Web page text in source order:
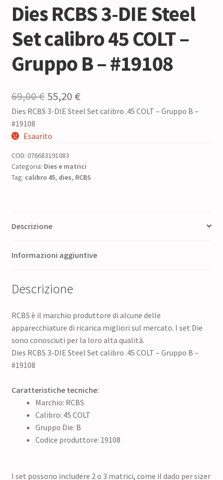
Dies RCBS 3-DIE Steel
Set calibro 45 COLT –
Gruppo B – #19108
69,00€ Il
prezzo
originale
69,00 €.
55,20 €Il
prezzo
55,20 €.
Dies RCBS 3-DIE Steel Set calibro .45 COLT – Gruppo B –
#19108
Esaurito
COD: 076683191083
Categoria: Dies e matrici
Tag: calibro 45, dies, RCBS
Descrizione
Informazioni aggiuntive
Descrizione
RCBS è il marchio produttore di alcune delle
apparecchiature di ricarica migliori sul mercato. I set Die
sono conosciuti per la loro alta qualità.
Dies RCBS 3-DIE Steel Set calibro .45 COLT – Gruppo B –
#19108
Caratteristiche tecniche:
Marchio: RCBS
Calibro: 45 COLT
Gruppo Die: B
Codice produttore: 19108
I set possono includere 2 o 3 matrici, come il dado per sizer